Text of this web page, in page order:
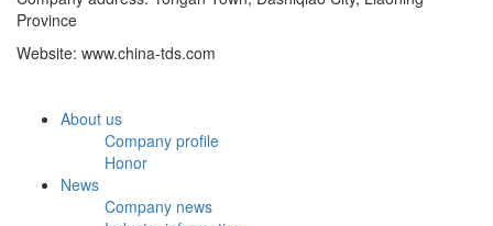
Province
Website: www.china-tds.com
About us
Company profile
Honor
News
Company news